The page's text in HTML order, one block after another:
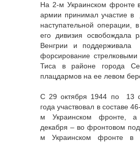
На 2-м Украинском фронте
армии принимал участие в
наступательной операции,
его дивизия освобождала
Венгрии и поддерживала
форсирование стрелковыми
Тиса в районе города
плацдармов на ее левом
С 29 октября 1944 по 13
года участвовал в составе
м Украинском фронте,
декабря – во фронтовом
м Украинском фронте в